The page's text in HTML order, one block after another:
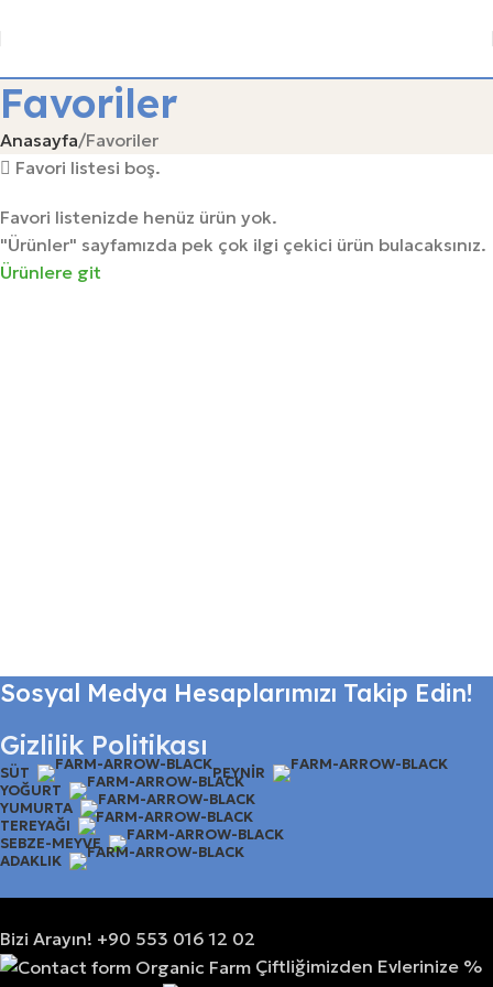
Favoriler
Anasayfa Favoriler
Favori listesi boş.
Favori listenizde henüz ürün yok.
"Ürünler" sayfamızda pek çok ilgi çekici ürün bulacaksınız.
Ürünlere git
Sosyal Medya Hesaplarımızı Takip Edin!
Gizlilik Politikası
SÜT
PEYNIR
YOĞURT
YUMURTA
TEREYAĞI
SEBZE-MEYVE
ADAKLIK
Bizi Arayın! +90 553 016 12 02
Çiftliğimizden Evlerinize %